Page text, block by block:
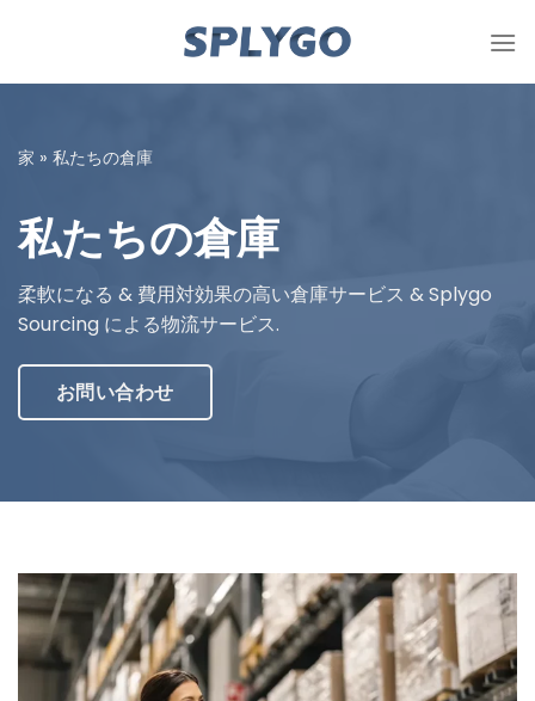
ッ
家 » 私たちの倉庫
私たちの倉庫
柔軟になる & 費用対効果の高い倉庫サービス & Splygo
Sourcing による物流サービス.
お問い合わせ